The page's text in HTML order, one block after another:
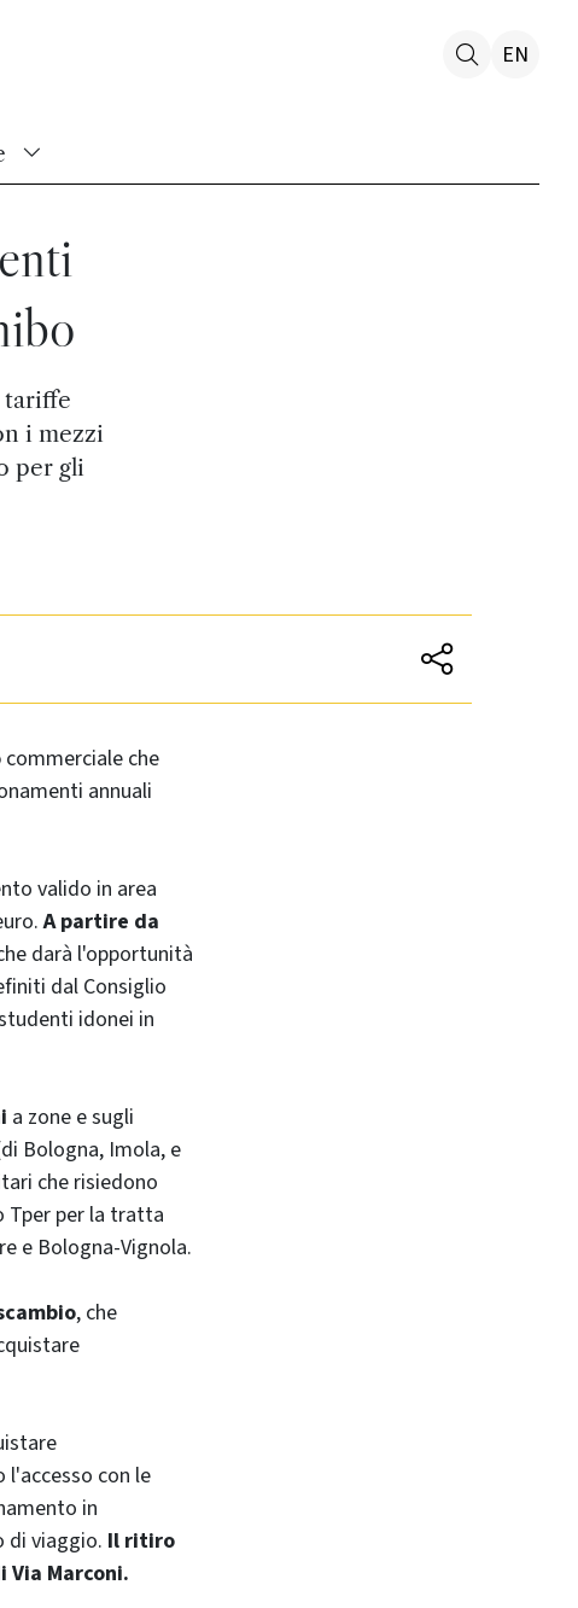
EN
tariffe
i mezzi
per gli
commerciale che
annuali
valido in area
A partire da
darà l'opportunità
dal Consiglio
idonei in
a zone e sugli
Bologna, Imola, e
che risiedono
Tper per la tratta
e Bologna-Vignola.
, che
con le
in
di viaggio. Il ritiro
Marconi.